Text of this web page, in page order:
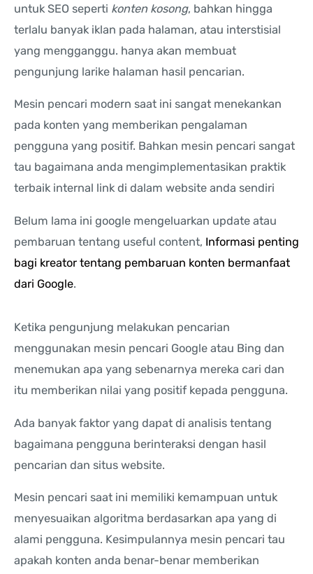
untuk SEO seperti konten kosong, bahkan hingga
terlalu banyak iklan pada halaman, atau interstisial
yang mengganggu. hanya akan membuat
pengunjung larike halaman hasil pencarian.
Mesin pencari modern saat ini sangat menekankan
pada konten yang memberikan pengalaman
pengguna yang positif. Bahkan mesin pencari sangat
tau bagaimana anda mengimplementasikan praktik
terbaik internal link di dalam website anda sendiri
Belum lama ini google mengeluarkan update atau
pembaruan tentang useful content, Informasi penting
bagi kreator tentang pembaruan konten bermanfaat
dari Google.
Ketika pengunjung melakukan pencarian
menggunakan mesin pencari Google atau Bing dan
menemukan apa yang sebenarnya mereka cari dan
itu memberikan nilai yang positif kepada pengguna.
Ada banyak faktor yang dapat di analisis tentang
bagaimana pengguna berinteraksi dengan hasil
pencarian dan situs website.
Mesin pencari saat ini memiliki kemampuan untuk
menyesuaikan algoritma berdasarkan apa yang di
alami pengguna. Kesimpulannya mesin pencari tau
apakah konten anda benar-benar memberikan